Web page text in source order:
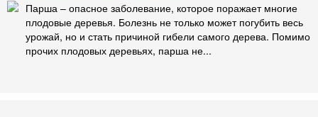
Парша – опасное заболевание, которое поражает многие
плодовые деревья. Болезнь не только может погубить весь
урожай, но и стать причиной гибели самого дерева. Помимо
прочих плодовых деревьях, парша не...